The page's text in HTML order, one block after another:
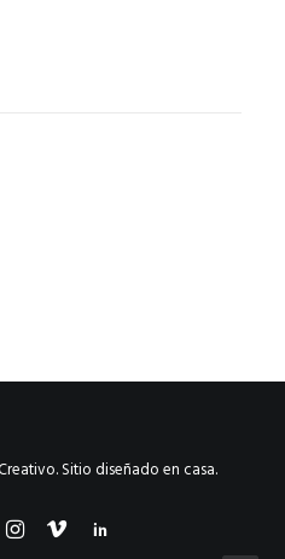
Sitio diseñado en casa.